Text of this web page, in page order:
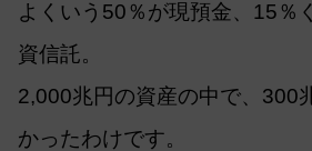
よくいう50％が現預金、15％
資信託。
2,000兆円の資産の中で、300
かったわけです。